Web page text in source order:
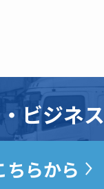
ビジネス
ちらから